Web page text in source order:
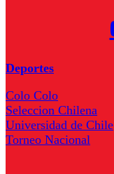
Deportes
Colo Colo
Seleccion Chilena
Universidad de Chile
Torneo Nacional